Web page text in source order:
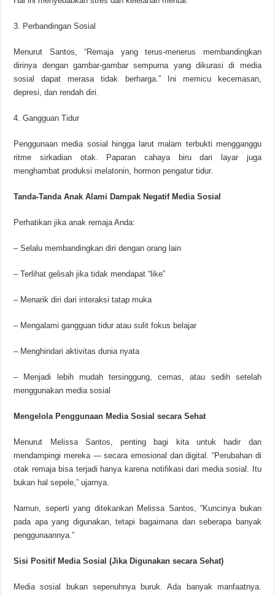
3. Perbandingan Sosial
Menurut Santos, “Remaja yang terus-menerus membandingkan
dirinya dengan gambar-gambar sempurna yang dikurasi di media
sosial dapat merasa tidak berharga.” Ini memicu kecemasan,
depresi, dan rendah diri.
4. Gangguan Tidur
Penggunaan media sosial hingga larut malam terbukti mengganggu
ritme sirkadian otak. Paparan cahaya biru dari layar juga
menghambat produksi melatonin, hormon pengatur tidur.
Tanda-Tanda Anak Alami Dampak Negatif Media Sosial
Perhatikan jika anak remaja Anda:
– Selalu membandingkan diri dengan orang lain
– Terlihat gelisah jika tidak mendapat “like”
– Menarik diri dari interaksi tatap muka
– Mengalami gangguan tidur atau sulit fokus belajar
– Menghindari aktivitas dunia nyata
– Menjadi lebih mudah tersinggung, cemas, atau sedih setelah
menggunakan media sosial
Mengelola Penggunaan Media Sosial secara Sehat
Menurut Melissa Santos, penting bagi kita untuk hadir dan
mendampingi mereka — secara emosional dan digital. “Perubahan di
otak remaja bisa terjadi hanya karena notifikasi dari media sosial. Itu
bukan hal sepele,” ujarnya.
Namun, seperti yang ditekankan Melissa Santos, “Kuncinya bukan
pada apa yang digunakan, tetapi bagaimana dan seberapa banyak
penggunaannya.”
Sisi Positif Media Sosial (Jika Digunakan secara Sehat)
Media sosial bukan sepenuhnya buruk. Ada banyak manfaatnya.